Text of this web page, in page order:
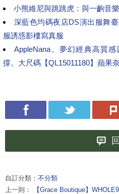
小熊維尼與跳跳虎：與一齣音
深藍色均碼夜店DS演出服舞
服誘惑影樓寫真服
AppleNana。夢幻經典高質
撐。大尺碼【QL15011180】蘋果
自訂分類： 不分類
上一則：
【Grace Boutique】